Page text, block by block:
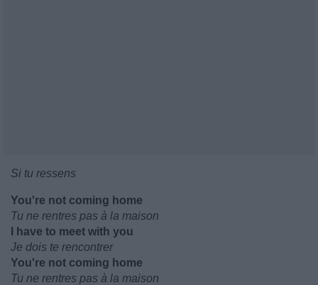
Si tu ressens
You're not coming home
Tu ne rentres pas à la maison
I have to meet with you
Je dois te rencontrer
You're not coming home
Tu ne rentres pas à la maison